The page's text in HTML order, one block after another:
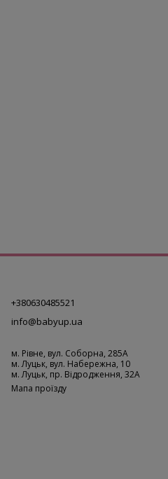
+380630485521
info@babyup.ua
м. Рівне, вул. Соборна, 285А
м. Луцьк, вул. Набережна, 10
м. Луцьк, пр. Відродження, 32А
Мапа проїзду